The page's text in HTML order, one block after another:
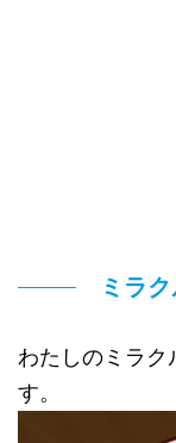
ミラ
わたしのミラク
す。